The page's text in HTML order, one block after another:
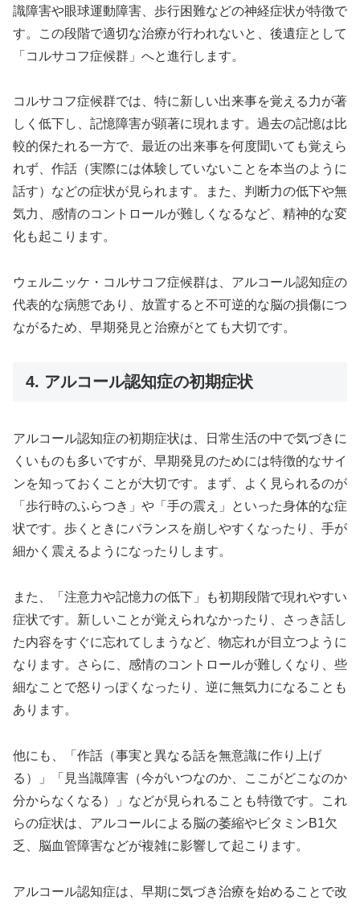
識障害や眼球運動障害、歩行困難などの神経症状が特徴で
す。この段階で適切な治療が行われないと、後遺症として
「コルサコフ症候群」へと進行します。
コルサコフ症候群では、特に新しい出来事を覚える力が著
しく低下し、記憶障害が顕著に現れます。過去の記憶は比
較的保たれる一方で、最近の出来事を何度聞いても覚えら
れず、作話（実際には体験していないことを本当のように
話す）などの症状が見られます。また、判断力の低下や無
気力、感情のコントロールが難しくなるなど、精神的な変
化も起こります。
ウェルニッケ・コルサコフ症候群は、アルコール認知症の
代表的な病態であり、放置すると不可逆的な脳の損傷につ
ながるため、早期発見と治療がとても大切です。
4. アルコール認知症の初期症状
アルコール認知症の初期症状は、日常生活の中で気づきに
くいものも多いですが、早期発見のためには特徴的なサイ
ンを知っておくことが大切です。まず、よく見られるのが
「歩行時のふらつき」や「手の震え」といった身体的な症
状です。歩くときにバランスを崩しやすくなったり、手が
細かく震えるようになったりします。
また、「注意力や記憶力の低下」も初期段階で現れやすい
症状です。新しいことが覚えられなかったり、さっき話し
た内容をすぐに忘れてしまうなど、物忘れが目立つように
なります。さらに、感情のコントロールが難しくなり、些
細なことで怒りっぽくなったり、逆に無気力になることも
あります。
他にも、「作話（事実と異なる話を無意識に作り上げ
る）」「見当識障害（今がいつなのか、ここがどこなのか
分からなくなる）」などが見られることも特徴です。これ
らの症状は、アルコールによる脳の萎縮やビタミンB1欠
乏、脳血管障害などが複雑に影響して起こります。
アルコール認知症は、早期に気づき治療を始めることで改